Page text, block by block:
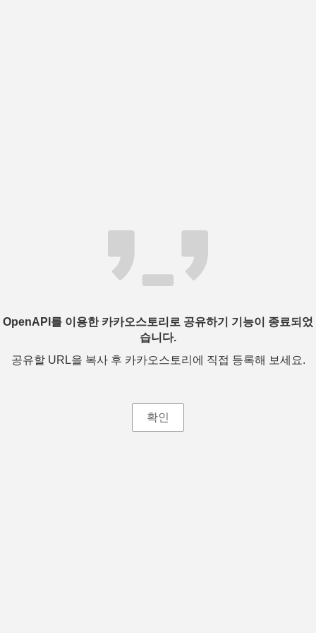
OpenAPI를 이용한 카카오스토리로 공유하기 기능이 종료되었
습니다.
공유할 URL을 복사 후 카카오스토리에 직접 등록해 보세요.
확인